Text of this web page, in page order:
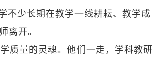
不少长期在教学一线耕耘、教学成
离开。
质量的灵魂。他们一走，学科教研